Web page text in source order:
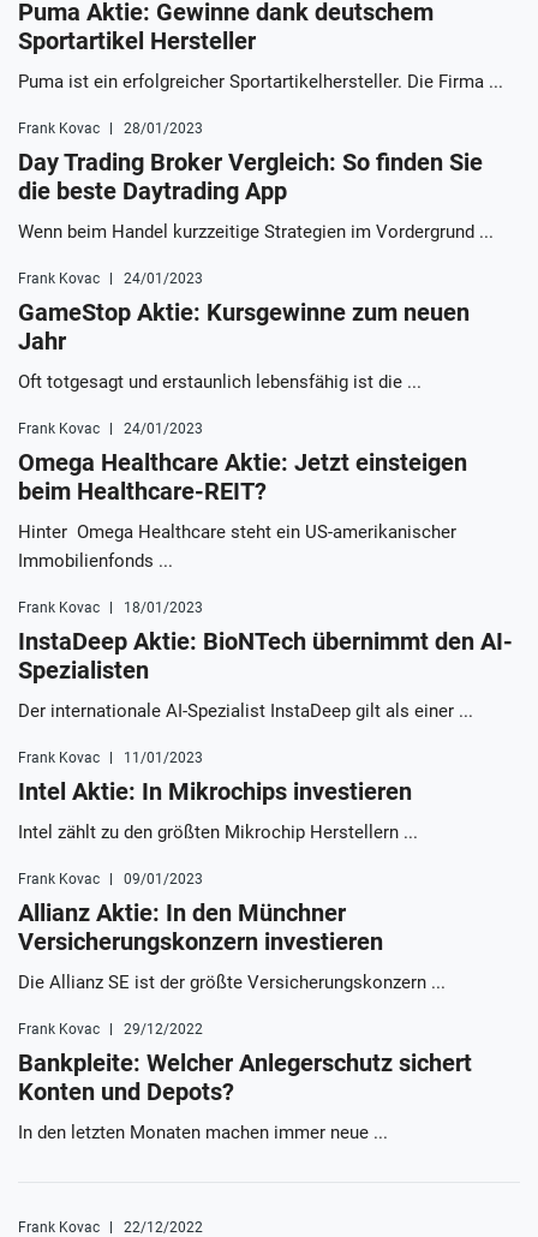
Puma Aktie: Gewinne dank deutschem
Sportartikel Hersteller
Puma ist ein erfolgreicher Sportartikelhersteller. Die Firma ...
Frank Kovac 28/01/2023
Day Trading Broker Vergleich: So finden Sie
die beste Daytrading App
Wenn beim Handel kurzzeitige Strategien im Vordergrund ...
Frank Kovac 24/01/2023
GameStop Aktie: Kursgewinne zum neuen
Jahr
Oft totgesagt und erstaunlich lebensfähig ist die ...
Frank Kovac 24/01/2023
Omega Healthcare Aktie: Jetzt einsteigen
beim Healthcare-REIT?
Hinter Omega Healthcare steht ein US-amerikanischer
Immobilienfonds ...
Frank Kovac 18/01/2023
InstaDeep Aktie: BioNTech übernimmt den AI-
Spezialisten
Der internationale AI-Spezialist InstaDeep gilt als einer ...
Frank Kovac 11/01/2023
Intel Aktie: In Mikrochips investieren
Intel zählt zu den größten Mikrochip Herstellern ...
Frank Kovac 09/01/2023
Allianz Aktie: In den Münchner
Versicherungskonzern investieren
Die Allianz SE ist der größte Versicherungskonzern ...
Frank Kovac 29/12/2022
Bankpleite: Welcher Anlegerschutz sichert
Konten und Depots?
In den letzten Monaten machen immer neue ...
Frank Kovac 22/12/2022